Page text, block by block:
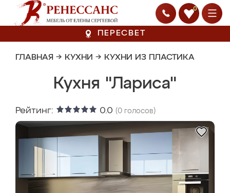
0
ПЕРЕСВЕТ
ГЛАВНАЯ → КУХНИ → КУХНИ ИЗ ПЛАСТИКА
Кухня "Лариса"
Рейтинг: 0.0 (0 голосов)